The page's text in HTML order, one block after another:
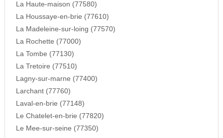
La Haute-maison (77580)
La Houssaye-en-brie (77610)
La Madeleine-sur-loing (77570)
La Rochette (77000)
La Tombe (77130)
La Tretoire (77510)
Lagny-sur-marne (77400)
Larchant (77760)
Laval-en-brie (77148)
Le Chatelet-en-brie (77820)
Le Mee-sur-seine (77350)